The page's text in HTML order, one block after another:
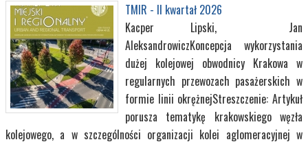
TMIR - II kwartał 2026
Kacper Lipski, Jan
AleksandrowiczKoncepcja wykorzystania
dużej kolejowej obwodnicy Krakowa w
regularnych przewozach pasażerskich w
formie linii okrężnejStreszczenie: Artykuł
porusza tematykę krakowskiego węzła
kolejowego, a w szczególności organizacji kolei aglomeracyjnej w